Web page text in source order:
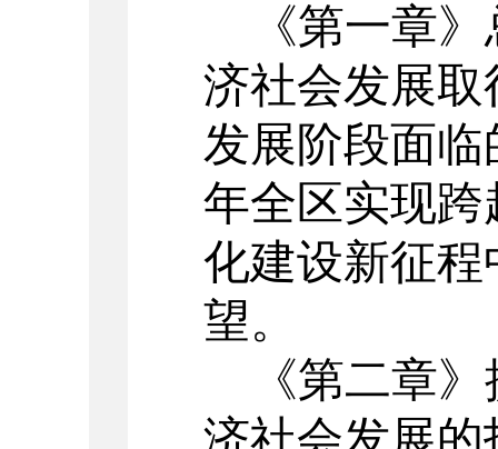
《第一章》
济社会发展取
发展阶段面临
年全区实现跨
化建设新征
望。
《第二章》